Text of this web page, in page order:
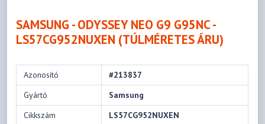
SAMSUNG - ODYSSEY NEO G9 G95NC -
LS57CG952NUXEN (TÚLMÉRETES ÁRU)
Azonosító
#213837
Gyártó
Samsung
Cikkszám
LS57CG952NUXEN